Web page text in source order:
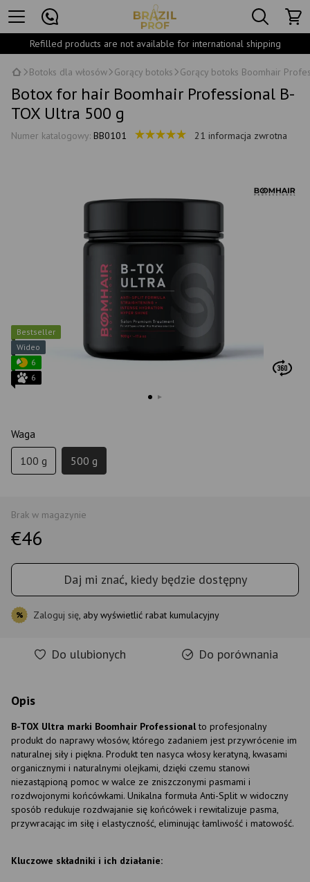
Refilled products are not available for international shipping
Botoks dla włosów Gorący botoks Gorący botoks Boomhair
Botox for hair Boomhair Professional B-
TOX Ultra 500 g
Numer katalogowy: BB0101 21 informacja zwrotna
Bestseller
Wideo
6
6
Waga
100 g 500 g
Brak w magazynie
€46
Daj mi znać, kiedy będzie dostępny
% Zaloguj się , aby wyświetlić rabat kumulacyjny
Do ulubionych Do porównania
Opis
B-TOX Ultra marki Boomhair Professionalto profesjonalny
produkt do naprawy włosów, którego zadaniem jest przywrócenie im
naturalnej siły i piękna. Produkt ten nasyca włosy keratyną, kwasami
organicznymi i naturalnymi olejkami, dzięki czemu stanowi
niezastąpioną pomoc w walce ze zniszczonymi pasmami i
rozdwojonymi końcówkami. Unikalna formuła Anti-Split w widoczny
sposób redukuje rozdwajanie się końcówek i rewitalizuje pasma,
przywracając im siłę i elastyczność, eliminując łamliwość i matowość.
Kluczowe składniki i ich działanie: